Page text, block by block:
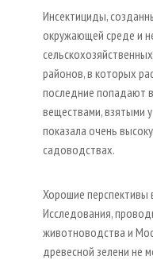
Инсектициды,
окружающей среде и
районов, в которых
последние попадают
веществами, взятыми
показала очень
садоводствах.
Хорошие перспективы
Исследования,
животноводства и
древесной зелени не